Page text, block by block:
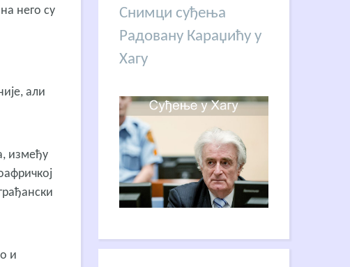
него су
али
између
и
Снимци суђења
Радовану Караџићу у
Хагу